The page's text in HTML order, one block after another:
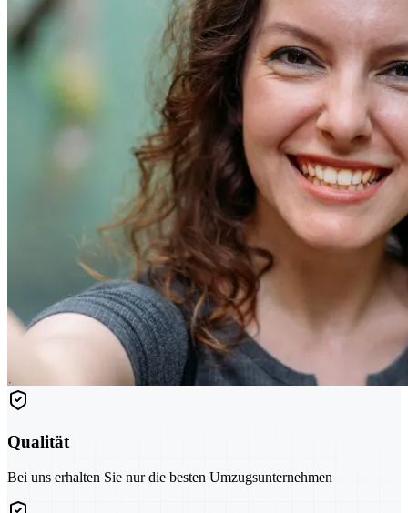
Qualität
Bei uns erhalten Sie nur die besten Umzugsunternehmen